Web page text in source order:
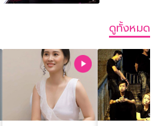
ดูทั้งหมด